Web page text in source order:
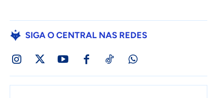
SIGA O CENTRAL NAS REDES